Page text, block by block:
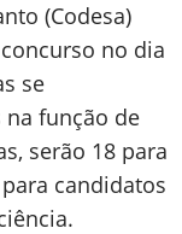
(Codesa)
no dia
se
na função de
serão 18 para
candidatos